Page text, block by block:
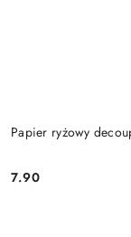
Papier ryżowy
Cena:
7.90